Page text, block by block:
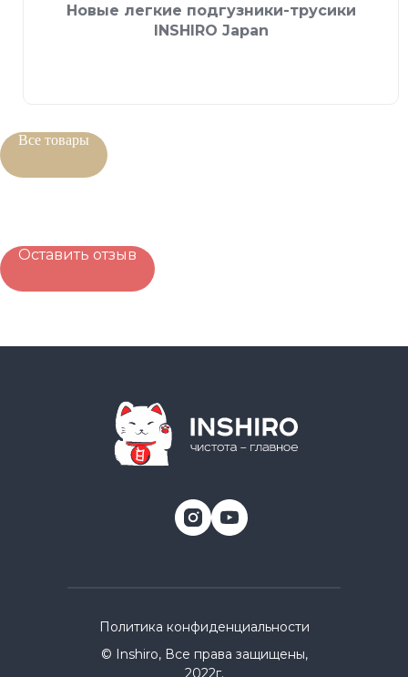
Новые легкие подгузники-трусики
INSHIRO Japan
Все товары
Оставить отзыв
© Inshiro, Все права защищены,
2022г.
Политика конфиденциальности